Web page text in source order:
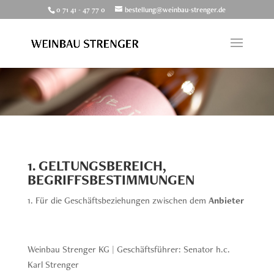
0 71 41 - 47 77 0 bestellung@weinbau-strenger.de
1. GELTUNGSBEREICH,
BEGRIFFSBESTIMMUNGEN
Für die Geschäftsbeziehungen zwischen dem Anbieter
Weinbau Strenger KG | Geschäftsführer: Senator h.c.
Karl Strenger